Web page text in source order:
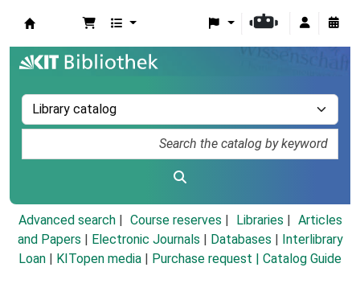
Advanced search Course reserves Libraries
Articles
and Papers
Electronic Journals Databases
Interlibrary
Loan
KITopen media Purchase request | Catalog Guide